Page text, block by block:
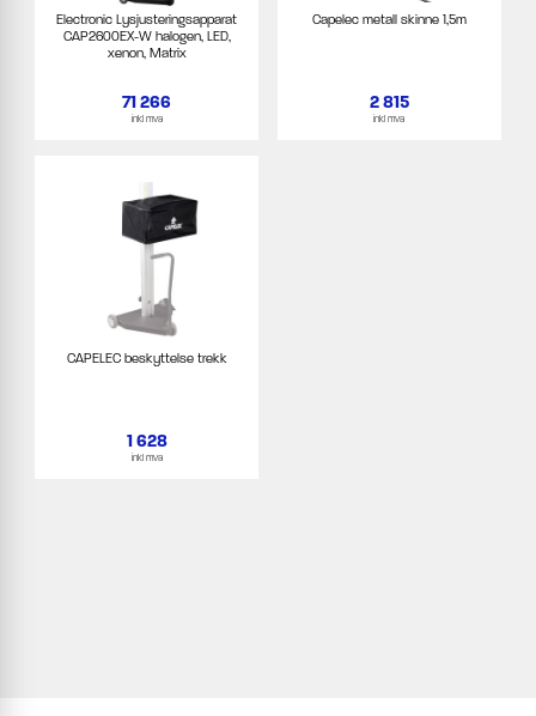
Electronic Lysjusteringsapparat
CAP2600EX-W halogen, LED,
xenon, Matrix
71 266
inkl mva
Capelec metall skinne 1,5m
2 815
inkl mva
CAPELEC beskyttelse trekk
1 628
inkl mva